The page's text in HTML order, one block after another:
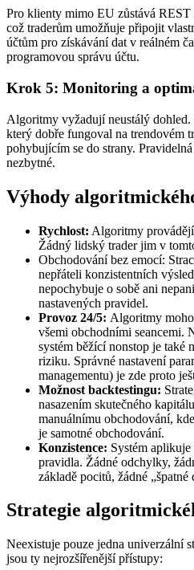
Pro klienty mimo EU zůstává
což traderům umožňuje připojit
účtům pro získávání dat v reálném
programovou správu účtu.
Krok 5: Monitoring a
Algoritmy vyžadují neustálý
který dobře fungoval na trendovém
pohybujícím se do strany.
nezbytné.
Výhody
Rychlost: Algoritmy
Žádný lidský trader jim v
Obchodování bez emocí:
nepřáteli konzistentních
nepochybuje o sobě ani
nastavených pravidel.
Provoz 24/5: Algoritmy
všemi obchodními seancemi.
systém běžící nonstop je také
riziku. Správné nastavení
managementu) je zde proto
Možnost backtestingu:
nasazením skutečného
manuálnímu obchodování,
je samotné obchodování.
Konzistence: Systém aplikuje
pravidla. Žádné odchylky,
základě pocitů, žádné „špatné
Strategie
Neexistuje pouze jedna univerzální
jsou ty nejrozšířenější přístupy: